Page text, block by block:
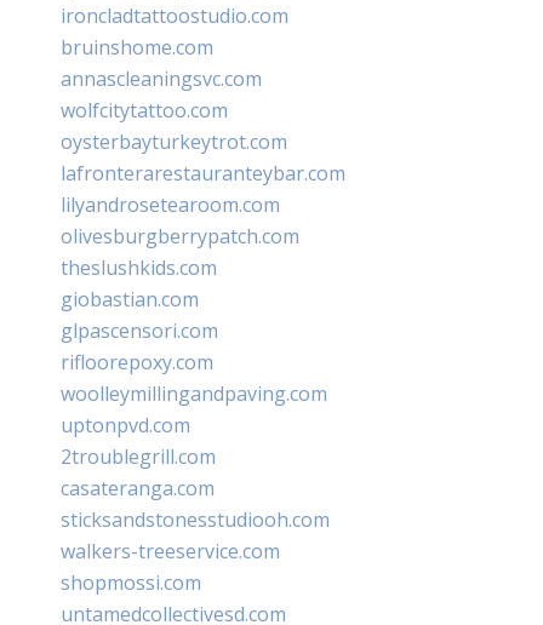
ironcladtattoostudio.com
bruinshome.com
annascleaningsvc.com
wolfcitytattoo.com
oysterbayturkeytrot.com
lafronterarestauranteybar.com
lilyandrosetearoom.com
olivesburgberrypatch.com
theslushkids.com
giobastian.com
glpascensori.com
rifloorepoxy.com
woolleymillingandpaving.com
uptonpvd.com
2troublegrill.com
casateranga.com
sticksandstonesstudiooh.com
walkers-treeservice.com
shopmossi.com
untamedcollectivesd.com